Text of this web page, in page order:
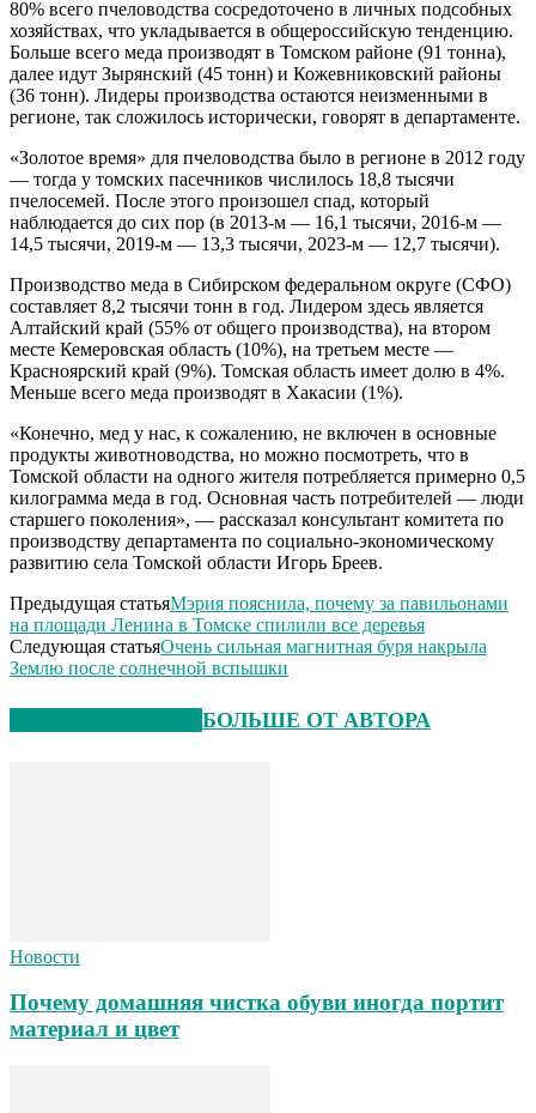
80% всего пчеловодства сосредоточено в личных подсобных
хозяйствах, что укладывается в общероссийскую тенденцию.
Больше всего меда производят в Томском районе (91 тонна),
далее идут Зырянский (45 тонн) и Кожевниковский районы
(36 тонн). Лидеры производства остаются неизменными в
регионе, так сложилось исторически, говорят в департаменте.
«Золотое время» для пчеловодства было в регионе в 2012 году
— тогда у томских пасечников числилось 18,8 тысячи
пчелосемей. После этого произошел спад, который
наблюдается до сих пор (в 2013-м — 16,1 тысячи, 2016-м —
14,5 тысячи, 2019-м — 13,3 тысячи, 2023-м — 12,7 тысячи).
Производство меда в Сибирском федеральном округе (СФО)
составляет 8,2 тысячи тонн в год. Лидером здесь является
Алтайский край (55% от общего производства), на втором
месте Кемеровская область (10%), на третьем месте —
Красноярский край (9%). Томская область имеет долю в 4%.
Меньше всего меда производят в Хакасии (1%).
«Конечно, мед у нас, к сожалению, не включен в основные
продукты животноводства, но можно посмотреть, что в
Томской области на одного жителя потребляется примерно 0,5
килограмма меда в год. Основная часть потребителей — люди
старшего поколения», — рассказал консультант комитета по
производству департамента по социально-экономическому
развитию села Томской области Игорь Бреев.
Предыдущая статьяМэрия пояснила, почему за павильонами
на площади Ленина в Томске спилили все деревья
Следующая статьяОчень сильная магнитная буря накрыла
Землю после солнечной вспышки
БОЛЬШЕ ОТ АВТОРА
Новости
Почему домашняя чистка обуви иногда портит
материал и цвет